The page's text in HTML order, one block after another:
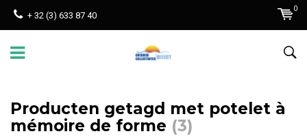
+ 32 (3) 633 87 40
0
Producten getagd met potelet à
mémoire de forme (3)